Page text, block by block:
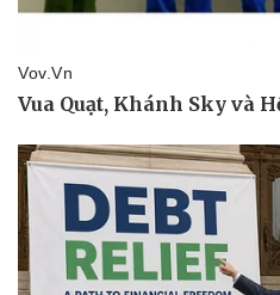
Pháp luật
Tin nóng
Tư vấn luật